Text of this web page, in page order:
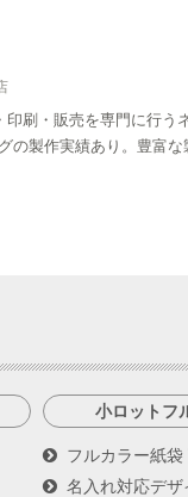
印刷・販売を専門に行
の製作実績あり。豊富
小ロットフ
フルカラー紙袋
名入れ対応デザ